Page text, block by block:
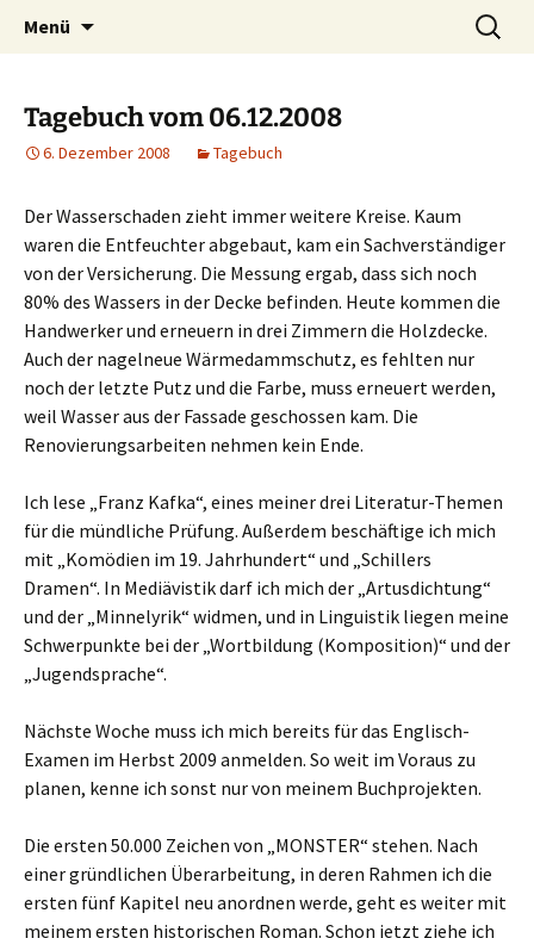
Timo Bader
Willkommen im Reich der Geschichten
Menü
Tagebuch vom 06.12.2008
6. Dezember 2008 Tagebuch
Der Wasserschaden zieht immer weitere Kreise. Kaum
waren die Entfeuchter abgebaut, kam ein Sachverständiger
von der Versicherung. Die Messung ergab, dass sich noch
80% des Wassers in der Decke befinden. Heute kommen die
Handwerker und erneuern in drei Zimmern die Holzdecke.
Auch der nagelneue Wärmedammschutz, es fehlten nur
noch der letzte Putz und die Farbe, muss erneuert werden,
weil Wasser aus der Fassade geschossen kam. Die
Renovierungsarbeiten nehmen kein Ende.
Ich lese „Franz Kafka“, eines meiner drei Literatur-Themen
für die mündliche Prüfung. Außerdem beschäftige ich mich
mit „Komödien im 19. Jahrhundert“ und „Schillers
Dramen“. In Mediävistik darf ich mich der „Artusdichtung“
und der „Minnelyrik“ widmen, und in Linguistik liegen meine
Schwerpunkte bei der „Wortbildung (Komposition)“ und der
„Jugendsprache“.
Nächste Woche muss ich mich bereits für das Englisch-
Examen im Herbst 2009 anmelden. So weit im Voraus zu
planen, kenne ich sonst nur von meinem Buchprojekten.
Die ersten 50.000 Zeichen von „MONSTER“ stehen. Nach
einer gründlichen Überarbeitung, in deren Rahmen ich die
ersten fünf Kapitel neu anordnen werde, geht es weiter mit
meinem ersten historischen Roman. Schon jetzt ziehe ich